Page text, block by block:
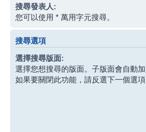
搜尋發表人:
您可以使用 * 萬用字元搜尋。
搜尋選項
選擇搜尋版面:
選擇您想搜尋的版面。子版面會自動加
如果要關閉此功能，請反選下一個選項